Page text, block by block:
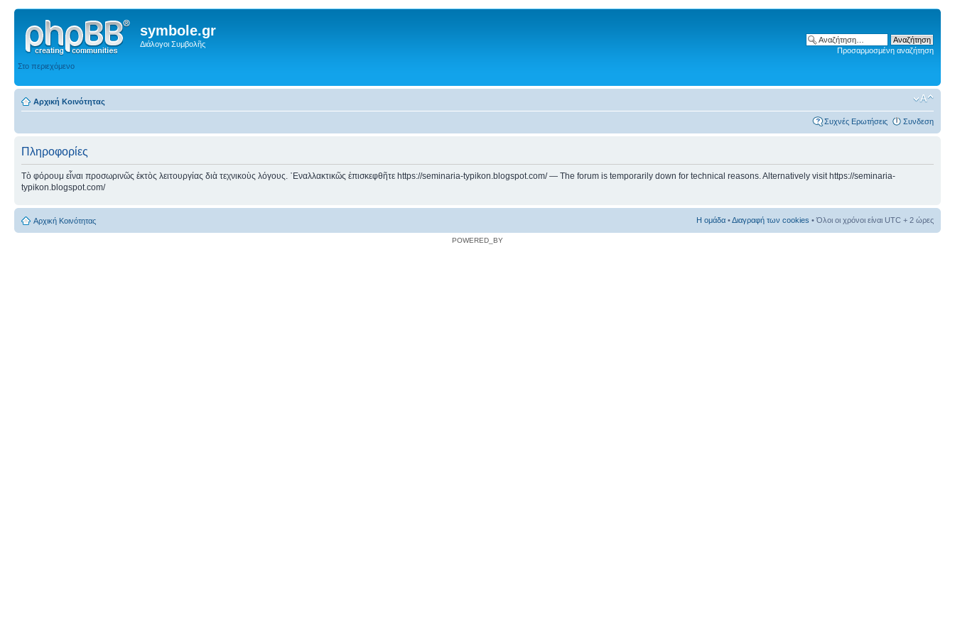
symbole.gr
Διάλογοι Συμβολῆς
Στο περιεχόμενο
Προσαρμοσμένη αναζήτηση
Αρχική Κοινότητας
Συχνές Ερωτήσεις Συνδεση
Πληροφορίες
Τὸ φόρουμ εἶναι προσωρινῶς ἐκτὸς λειτουργίας διὰ τεχνικοὺς λόγους. ᾿Εναλλακτικῶς ἐπισκεφθῆτε https://seminaria-typikon.blogspot.com/ — The forum is temporarily down for technical reasons. Alternatively visit https://seminaria-
typikon.blogspot.com/
Αρχική Κοινότητας Η ομάδα •Διαγραφή των cookies • Όλοι οι χρόνοι είναι UTC + 2 ώρες
POWERED_BY